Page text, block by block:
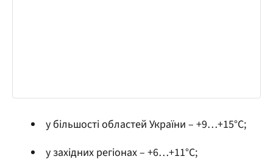
у більшості областей України – +9…+15°С;
у західних регіонах – +6…+11°С;